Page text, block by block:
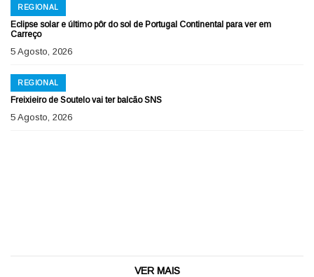
REGIONAL
Eclipse solar e último pôr do sol de Portugal Continental para ver em
Carreço
5 Agosto, 2026
REGIONAL
Freixieiro de Soutelo vai ter balcão SNS
5 Agosto, 2026
VER MAIS